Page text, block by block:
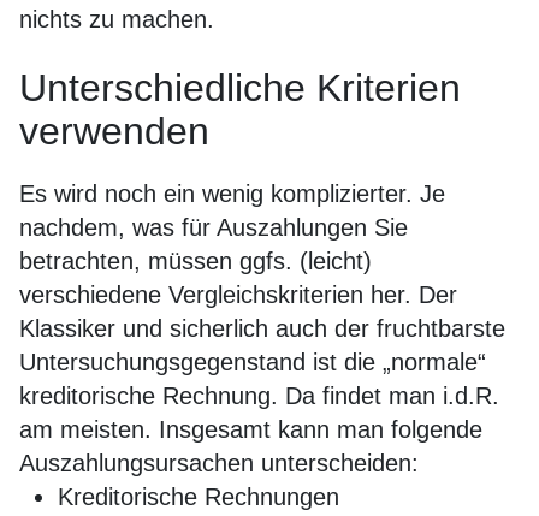
nichts zu machen.
Unterschiedliche Kriterien
verwenden
Es wird noch ein wenig komplizierter. Je
nachdem, was für Auszahlungen Sie
betrachten, müssen ggfs. (leicht)
verschiedene Vergleichskriterien her. Der
Klassiker und sicherlich auch der fruchtbarste
Untersuchungsgegenstand ist die „normale“
kreditorische Rechnung. Da findet man i.d.R.
am meisten. Insgesamt kann man folgende
Auszahlungsursachen unterscheiden:
Kreditorische Rechnungen